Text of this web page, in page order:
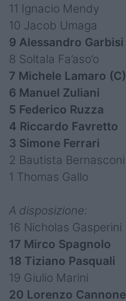
11 Ignacio Mendy
10 Jacob Umaga
9 Alessandro Garbisi
8 Soltala Fa’aso’o
7 Michele Lamaro (C)
6 Manuel Zuliani
5 Federico Ruzza
4 Riccardo Favretto
3 Simone Ferrari
2 Bautista Bernasconi
1 Thomas Gallo
A disposizione:
16 Nicholas Gasperini
17 Mirco Spagnolo
18 Tiziano Pasquali
19 Giulio Marini
20 Lorenzo Cannone